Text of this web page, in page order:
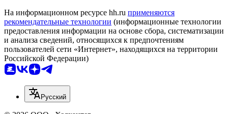
На информационном ресурсе hh.ru применяются
рекомендательные технологии (информационные технологии
предоставления информации на основе сбора, систематизации
и анализа сведений, относящихся к предпочтениям
пользователей сети «Интернет», находящихся на территории
Российской Федерации)
Русский